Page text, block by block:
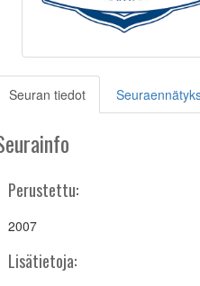
Seuran tiedot(current)
Perustettu:
2007
Lisätietoja: